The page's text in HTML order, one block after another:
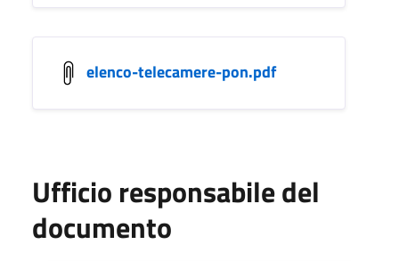
elenco-telecamere-pon.pdf
Ufficio responsabile del
documento